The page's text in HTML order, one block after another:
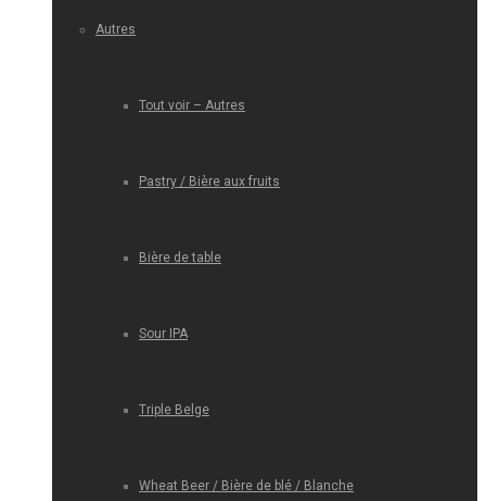
Autres
Tout voir – Autres
Pastry / Bière aux fruits
Bière de table
Sour IPA
Triple Belge
Wheat Beer / Bière de blé / Blanche